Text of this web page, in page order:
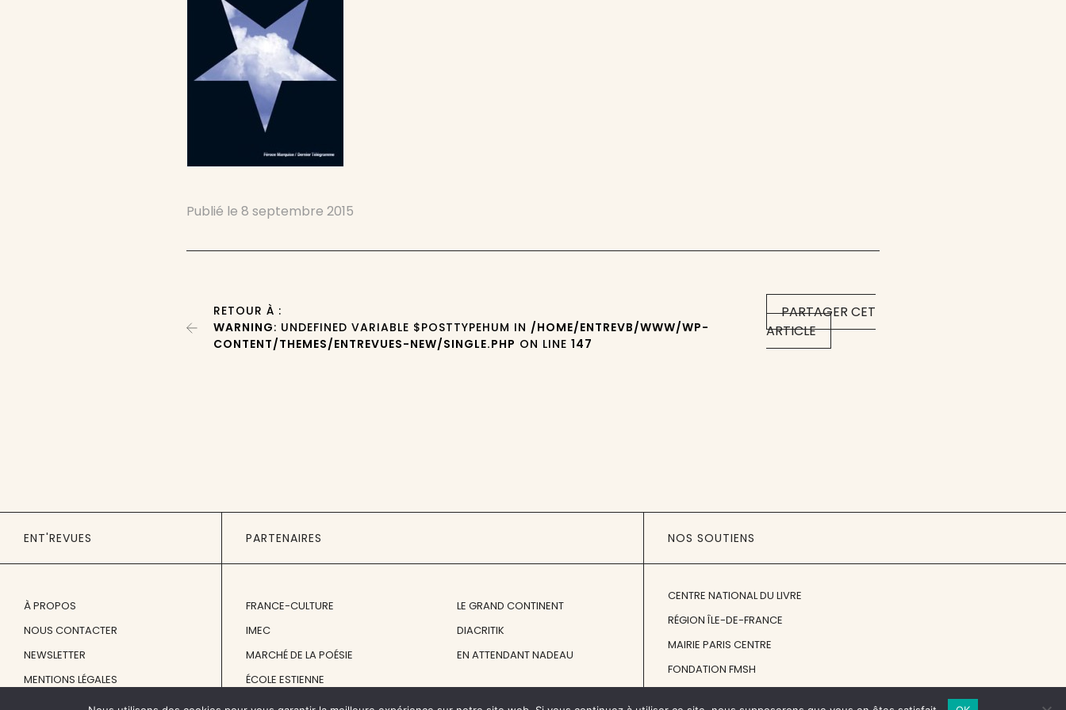
Publié le8 septembre 2015
PARTAGER CET
ARTICLE
RETOUR À :
WARNING: UNDEFINED VARIABLE $POSTTYPEHUM IN /HOME/ENTREVB/WWW/WP-
CONTENT/THEMES/ENTREVUES-NEW/SINGLE.PHP ON LINE147
ENT'REVUES
À PROPOS
NOUS CONTACTER
NEWSLETTER
MENTIONS LÉGALES
PARTENAIRES
FRANCE-CULTURE
IMEC
MARCHÉ DE LA POÉSIE
ÉCOLE ESTIENNE
LE GRAND CONTINENT
DIACRITIK
EN ATTENDANT NADEAU
NOS SOUTIENS
CENTRE NATIONAL DU LIVRE
RÉGION ÎLE-DE-FRANCE
MAIRIE PARIS CENTRE
FONDATION FMSH